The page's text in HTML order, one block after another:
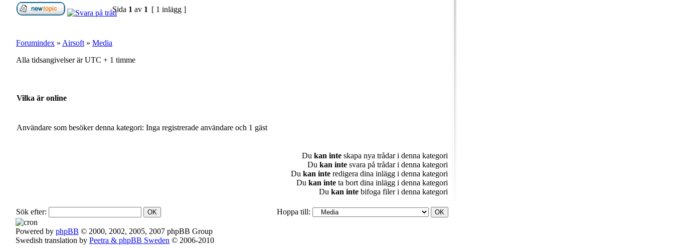
Sida 1 av 1 [ 1 inlägg ]
Forumindex » Airsoft » Media
Alla tidsangivelser är UTC + 1 timme
Vilka är online
Användare som besöker denna kategori: Inga registrerade användare och 1 gäst
Du kan inte skapa nya trådar i denna kategori
Du kan inte svara på trådar i denna kategori
Du kan inte redigera dina inlägg i denna kategori
Du kan inte ta bort dina inlägg i denna kategori
Du kan inte bifoga filer i denna kategori
Sök efter: Hoppa till:
Powered by phpBB © 2000, 2002, 2005, 2007 phpBB Group
Swedish translation by Peetra & phpBB Sweden © 2006-2010